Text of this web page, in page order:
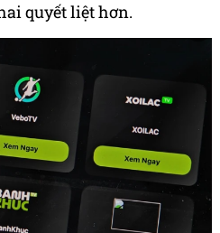
quyết liệt hơn.